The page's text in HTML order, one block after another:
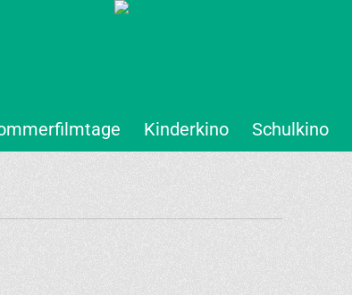
Kinderkino Schulkino